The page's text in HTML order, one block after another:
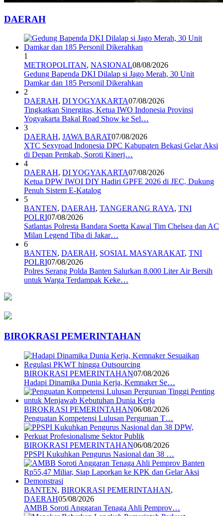
DAERAH
1
METROPOLITAN, NASIONAL08/08/2026
Gedung Bapenda DKI Dilalap si Jago Merah, 30 Unit
Damkar dan 185 Personil Dikerahkan
2
DAERAH, DI YOGYAKARTA07/08/2026
Tingkatkan Sinergitas, Ketua IWO Indonesia Provinsi
Yogyakarta Bakal Road Show ke Sel…
3
DAERAH, JAWA BARAT07/08/2026
XTC Sexyroad Indonesia DPC Kabupaten Bekasi Gelar Aksi
di Depan Pemkab, Soroti Kinerj…
4
DAERAH, DI YOGYAKARTA07/08/2026
Ketua DPW IWOI DIY Hadiri GPFE 2026 di JEC, Dukung
Penuh Sistem E-Katalog
5
BANTEN, DAERAH, TANGERANG RAYA, TNI
POLRI07/08/2026
Satlantas Polresta Bandara Soetta Kawal Tim Chelsea dan AC
Milan Legend Tiba di Jakar…
6
BANTEN, DAERAH, SOSIAL MASYARAKAT, TNI
POLRI07/08/2026
Polres Serang Polda Banten Salurkan 8.000 Liter Air Bersih
untuk Warga Terdampak Keke…
BIROKRASI PEMERINTAHAN
BIROKRASI PEMERINTAHAN07/08/2026
Hadapi Dinamika Dunia Kerja, Kemnaker Se…
BIROKRASI PEMERINTAHAN06/08/2026
Penguatan Kompetensi Lulusan Perguruan T…
BIROKRASI PEMERINTAHAN06/08/2026
PPSPI Kukuhkan Pengurus Nasional dan 38 …
BANTEN, BIROKRASI PEMERINTAHAN,
DAERAH05/08/2026
AMBB Soroti Anggaran Tenaga Ahli Pemprov…